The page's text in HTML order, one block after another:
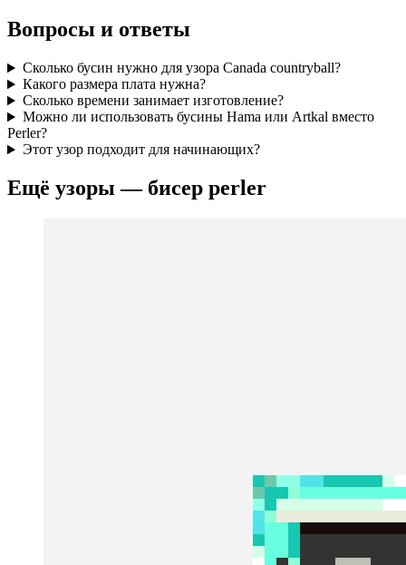
Вопросы и ответы
Сколько бусин нужно для узора Canada countryball?
Какого размера плата нужна?
Сколько времени занимает изготовление?
Можно ли использовать бусины Hama или Artkal вместо
Perler?
Этот узор подходит для начинающих?
Ещё узоры — бисер perler